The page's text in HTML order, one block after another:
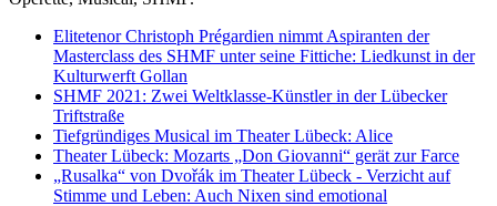
Elitetenor Christoph Prégardien nimmt Aspiranten der
Masterclass des SHMF unter seine Fittiche: Liedkunst in der
Kulturwerft Gollan
SHMF 2021: Zwei Weltklasse-Künstler in der Lübecker
Triftstraße
Tiefgründiges Musical im Theater Lübeck: Alice
Theater Lübeck: Mozarts „Don Giovanni“ gerät zur Farce
„Rusalka“ von Dvořák im Theater Lübeck - Verzicht auf
Stimme und Leben: Auch Nixen sind emotional